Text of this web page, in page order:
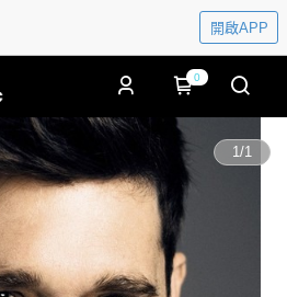
開啟APP
0
1/1